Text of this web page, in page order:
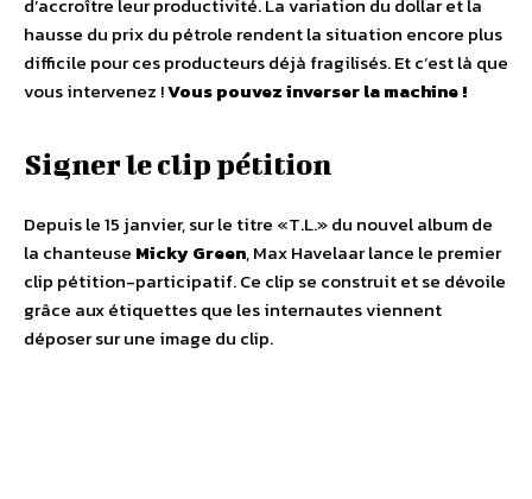
d’accroître leur productivité. La variation du dollar et la
hausse du prix du pétrole rendent la situation encore plus
difficile pour ces producteurs déjà fragilisés. Et c’est là que
vous intervenez !Vous pouvez inverser la machine !
Signer le clip pétition
Depuis le 15 janvier, sur le titre «T.L.» du nouvel album de
la chanteuse Micky Green, Max Havelaar lance le premier
clip pétition-participatif. Ce clip se construit et se dévoile
grâce aux étiquettes que les internautes viennent
déposer sur une image du clip.